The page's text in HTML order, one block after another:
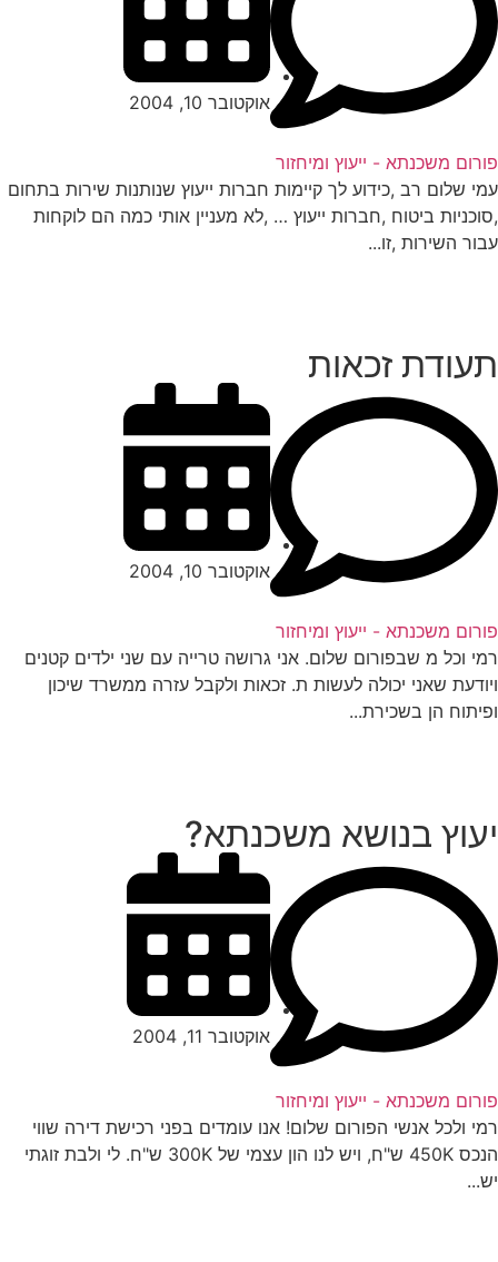
משכנתא - ייעוץ ומיחזור
אוקטובר 10, 2004
שלום רב ,כידוע לך קיימות חברות ייעוץ שנותנות שירות בתחום
ביטוח ,חברות ייעוץ … ,לא מעניין אותי כמה הם לוקחות
השירות ,זו...
זכאות
משכנתא - ייעוץ ומיחזור
אוקטובר 10, 2004
וכל מ שבפורום שלום. אני גרושה טרייה עם שני ילדים קטנים
שאני יכולה לעשות ת. זכאות ולקבל עזרה ממשרד שיכון
הן בשכירת...
בנושא משכנתא?
משכנתא - ייעוץ ומיחזור
אוקטובר 11, 2004
ולכל אנשי הפורום שלום! אנו עומדים בפני רכישת דירה שווי
הנכס 450K ש"ח, ויש לנו הון עצמי של 300K ש"ח. לי ולבת זוגתי